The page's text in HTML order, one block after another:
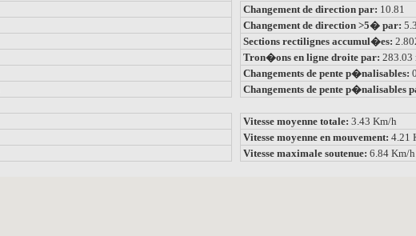
Changement de direction par: 10.81
Changement de direction >5� par:
Sections rectilignes accumul�es:
Tron�ons en ligne droite par: 283.03
Changements de pente p�nalisables:
Changements de pente p�nalisables
Vitesse moyenne totale: 3.43 Km/h
Vitesse moyenne en mouvement: 4.21
Vitesse maximale soutenue: 6.84 Km/h